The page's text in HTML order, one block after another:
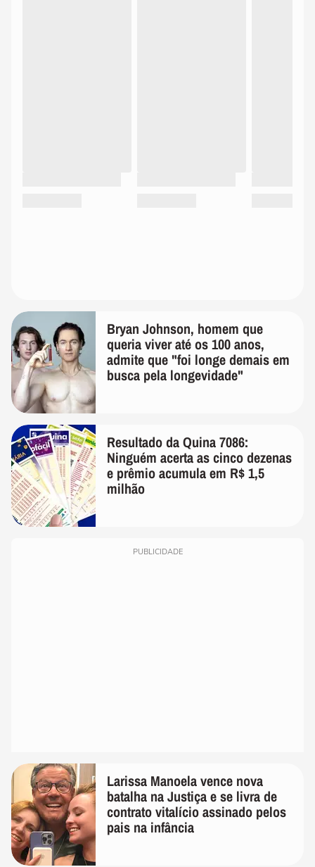
Bryan Johnson, homem que
queria viver até os 100 anos,
admite que "foi longe demais em
busca pela longevidade"
Resultado da Quina 7086:
Ninguém acerta as cinco dezenas
e prêmio acumula em R$ 1,5
milhão
PUBLICIDADE
Larissa Manoela vence nova
batalha na Justiça e se livra de
contrato vitalício assinado pelos
pais na infância